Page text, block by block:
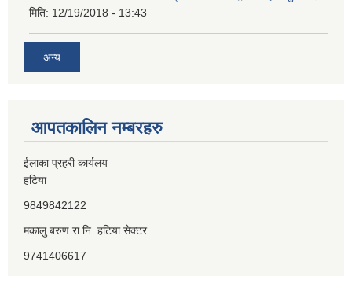
मिति: 12/19/2018 - 13:43
अन्य
आपतकालिन नम्बरहरु
ईलाका प्रहरी कार्यलय
हटिया
9849842122
मकालु बरुण रा.नि. हटिया सेक्टर
9741406617